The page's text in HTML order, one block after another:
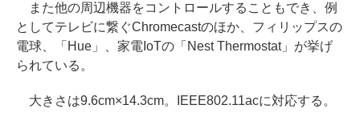
また他の周辺機器をコントロールすることもでき、例
としてテレビに繋ぐChromecastのほか、フィリップスの
電球、「Hue」、家電IoTの「Nest Thermostat」が挙げ
られている。
大きさは9.6cm×14.3cm。IEEE802.11acに対応する。